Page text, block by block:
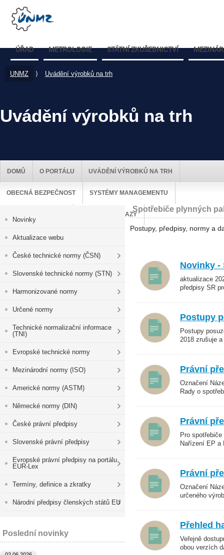
ÚŘAD METROLOGIE STÁTNÍ ZKUŠEBNICTVÍ
UNMZ ⟩ Uvádění výrobků na trh
Uvádění výrobků na trh
DOMŮ O PORTÁLU UVÁDĚNÍ VÝROBKŮ NA TRH
OBECNÁ BEZPEČNOST SYSTÉMY MANAGEMENTU
UŽITEČNÉ ODKAZY
Novinky
Aktualizace webu
České technické normy (ČSN)
Slovenské technické normy (STN)
Harmonizované normy
Určené normy
Technické normalizační informace
(TNI)
Evropské technické normy
Mezinárodní normy (ISO)
Americké normy (ASTM)
Německé normy (DIN)
České právní předpisy
Slovenské právní předpisy
Evropské právní předpisy na portálu
EUR-Lex
Termíny, definice a zkratky
Národní předpisy členských států EU
Poslední novinky
Spotřebiče plynných
Postupy, předpisy, normy a
Novinky -
aktualizace
předpisy SR
Postupy
Postupy
2018 zrušuje
Právní
Označení
Rady o
Právní
Pro
Nařízení EP a
Právní
Označení
určeného
Přehled
Veřejně
obou verzích